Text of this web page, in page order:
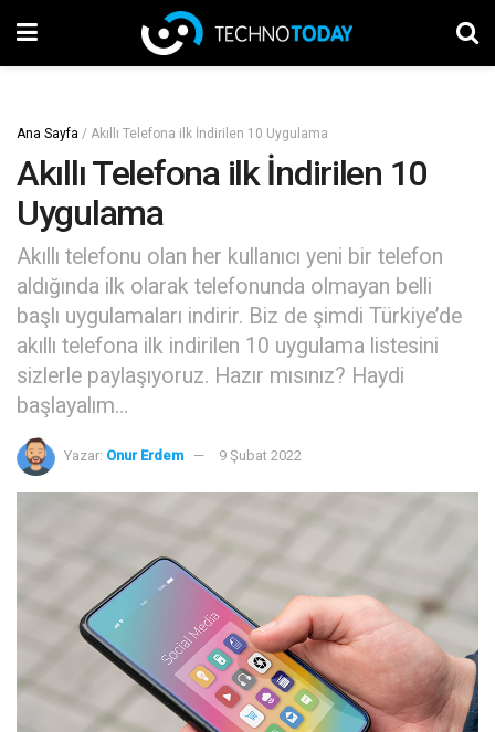
Ana Sayfa / Akıllı Telefona ilk İndirilen 10 Uygulama
Akıllı Telefona ilk İndirilen 10
Uygulama
Akıllı telefonu olan her kullanıcı yeni bir telefon
aldığında ilk olarak telefonunda olmayan belli
başlı uygulamaları indirir. Biz de şimdi Türkiye’de
akıllı telefona ilk indirilen 10 uygulama listesini
sizlerle paylaşıyoruz. Hazır mısınız? Haydi
başlayalım…
Yazar: Onur Erdem 9 Şubat 2022